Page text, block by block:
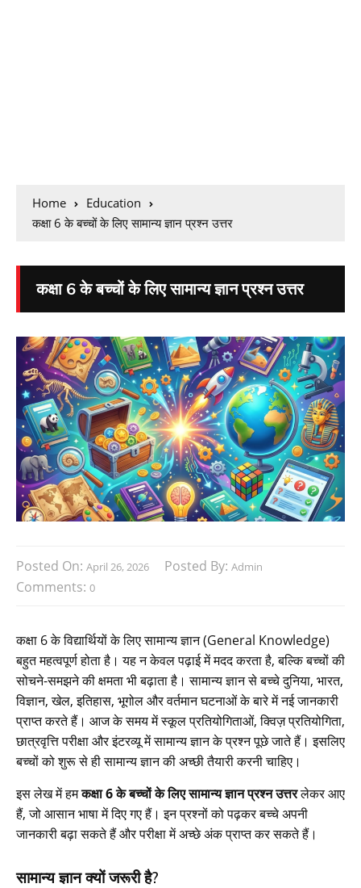
Home
Education
कक्षा 6 के बच्चों के लिए सामान्य ज्ञान प्रश्न उत्तर
कक्षा 6 के बच्चों के लिए सामान्य ज्ञान प्रश्न उत्तर
Posted On: April 26, 2026 Posted By: Admin
Comments: 0
कक्षा 6 के विद्यार्थियों के लिए सामान्य ज्ञान (General Knowledge)
बहुत महत्वपूर्ण होता है। यह न केवल पढ़ाई में मदद करता है, बल्कि बच्चों की
सोचने-समझने की क्षमता भी बढ़ाता है। सामान्य ज्ञान से बच्चे दुनिया, भारत,
विज्ञान, खेल, इतिहास, भूगोल और वर्तमान घटनाओं के बारे में नई जानकारी
प्राप्त करते हैं। आज के समय में स्कूल प्रतियोगिताओं, क्विज़ प्रतियोगिता,
छात्रवृत्ति परीक्षा और इंटरव्यू में सामान्य ज्ञान के प्रश्न पूछे जाते हैं। इसलिए
बच्चों को शुरू से ही सामान्य ज्ञान की अच्छी तैयारी करनी चाहिए।
इस लेख में हमकक्षा 6 के बच्चों के लिए सामान्य ज्ञान प्रश्न उत्तरलेकर आए
हैं, जो आसान भाषा में दिए गए हैं। इन प्रश्नों को पढ़कर बच्चे अपनी
जानकारी बढ़ा सकते हैं और परीक्षा में अच्छे अंक प्राप्त कर सकते हैं।
सामान्य ज्ञान क्यों जरूरी है?